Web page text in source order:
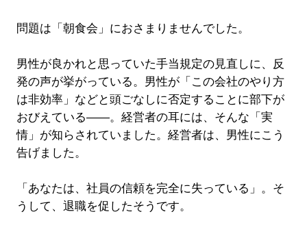
問題は「朝食会」におさまりませんでした。
男性が良かれと思っていた手当規定の見直しに、反
発の声が挙がっている。男性が「この会社のやり方
は非効率」などと頭ごなしに否定することに部下が
おびえている――。経営者の耳には、そんな「実
情」が知らされていました。経営者は、男性にこう
告げました。
「あなたは、社員の信頼を完全に失っている」。そ
うして、退職を促したそうです。